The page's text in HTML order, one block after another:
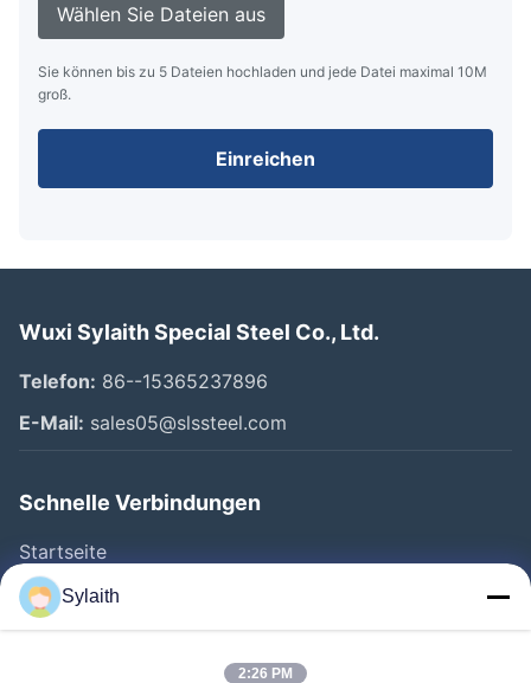
Wählen Sie Dateien aus
Sie können bis zu 5 Dateien hochladen und jede Datei maximal 10M
groß.
Einreichen
Wuxi Sylaith Special Steel Co., Ltd.
Telefon: 86--15365237896
E-Mail: sales05@slssteel.com
Schnelle Verbindungen
Startseite
Produkte
Videos
Sylaith
2:26 PM